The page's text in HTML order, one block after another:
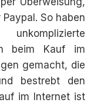
So haben
beim Kauf im
gemacht, die
bestrebt den
im Internet ist